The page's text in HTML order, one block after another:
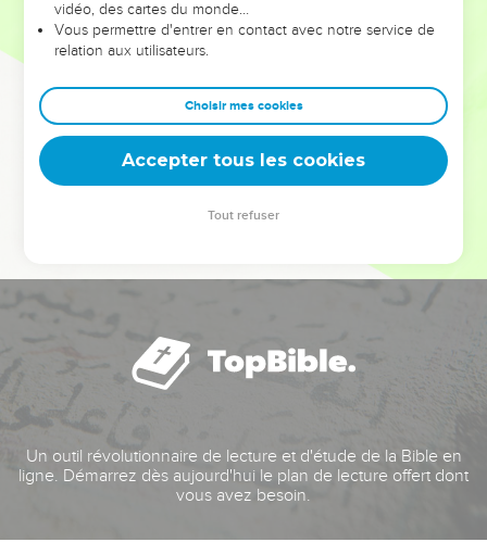
sont elles qui les ont façonnés.
Dans cette conférence, leaders, entrepreneurs, et responsables
clés pour avancer avec plus de sagesse afin que leurs erreurs
deviennent vos tremplins. Que vous guidiez un ministère, une
équipe, un groupe ou une famille, leur expérience est faite
Un outil révolutionnaire de lecture et d'étude de la Bible en
ligne. Démarrez dès aujourd'hui le plan de lecture offert dont
vous avez besoin.
vidéo, des cartes du monde…
Vous permettre d'entrer en contact avec notre service de
relation aux utilisateurs.
Choisir mes cookies
Accepter tous les cookies
Tout refuser